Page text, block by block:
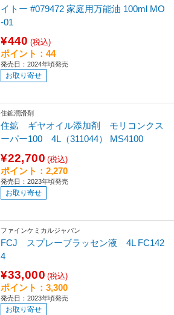
イトー #079472 家庭用万能油 100ml MO
-01
¥440 (税込)
ポイント：44
発売日：2024年頃発売
お取り寄せ
住鉱潤滑剤
住鉱 ギヤオイル添加剤 モリコンクス
ーパー100 4L（311044） MS4100
¥22,700 (税込)
ポイント：2,270
発売日：2023年頃発売
お取り寄せ
ファインケミカルジャパン
FCJ スプレーブラッセン液 4L FC142
4
¥33,000 (税込)
ポイント：3,300
発売日：2023年頃発売
お取り寄せ